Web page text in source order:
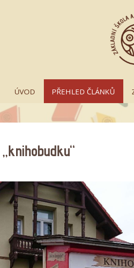
ÚVOD PŘEHLED ČLÁNKŮ